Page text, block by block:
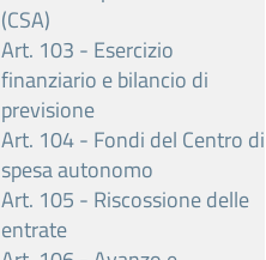
(CSA)
Art. 103 - Esercizio
finanziario e bilancio di
previsione
Art. 104 - Fondi del Centro di
spesa autonomo
Art. 105 - Riscossione delle
entrate